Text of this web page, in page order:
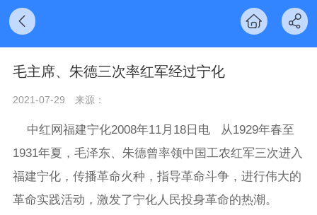
毛主席、朱德三次率红军经过宁化
2021-07-29 来源：
中红网福建宁化2008年11月18日电 从1929年春至
1931年夏，毛泽东、朱德曾率领中国工农红军三次进入
福建宁化，传播革命火种，指导革命斗争，进行伟大的
革命实践活动，激发了宁化人民投身革命的热潮。